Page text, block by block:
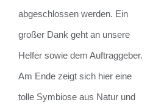
abgeschlossen werden. Ein
großer Dank geht an unsere
Helfer sowie dem Auftraggeber.
Am Ende zeigt sich hier eine
tolle Symbiose aus Natur und